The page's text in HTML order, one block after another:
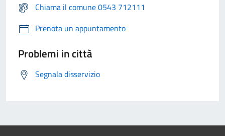
Chiama il comune 0543 712111
Prenota un appuntamento
Problemi in città
Segnala disservizio